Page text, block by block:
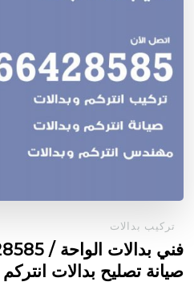
تركيب بدالات
صيانة تصليح بدالات